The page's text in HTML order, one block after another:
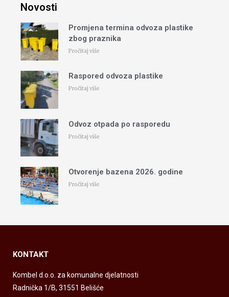
Novosti
Promjena termina odvoza plastike
zbog praznika
Pročitaj više
Raspored odvoza plastike
Pročitaj više
Odvoz otpada po rasporedu
Pročitaj više
Otvorenje bazena 2026. godine
Pročitaj više
KONTAKT
Kombel d.o.o. za komunalne djelatnosti
Radnička 1/B, 31551 Belišće